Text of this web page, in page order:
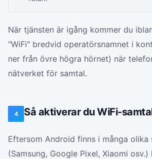
När tjänsten är igång kommer du
"WiFi" bredvid operatörsnamnet i
ner från övre högra hörnet) när
nätverket för samtal.
4 Så aktiverar du WiFi-
Eftersom Android finns i många olika
(Samsung, Google Pixel, Xiaomi osv.)